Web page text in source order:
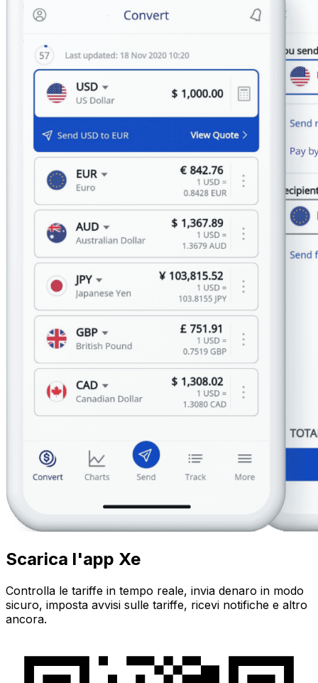
Scarica l'app Xe
Controlla le tariffe in tempo reale, invia denaro in modo
sicuro, imposta avvisi sulle tariffe, ricevi notifiche e altro
ancora.